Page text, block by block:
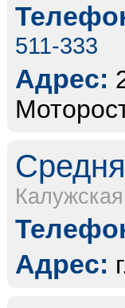
511-333
Адрес:
Адрес: